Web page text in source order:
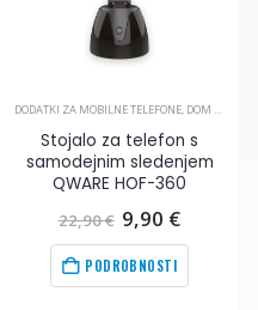
,MOBILNA FOTOGRAFIJA
DODATKI ZA MOBILNE TELEFONE, DOM IN OPREMA
Stojalo za telefon s
samodejnim sledenjem
QWARE HOF-360
22,90€ Izvirna
cena
je
bila:
22,90€
9,90 €
je:
PODROBNOSTI